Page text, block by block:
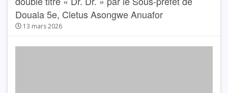
Douala 5e, Cletus Asongwe Anuafor
13 mars 2026